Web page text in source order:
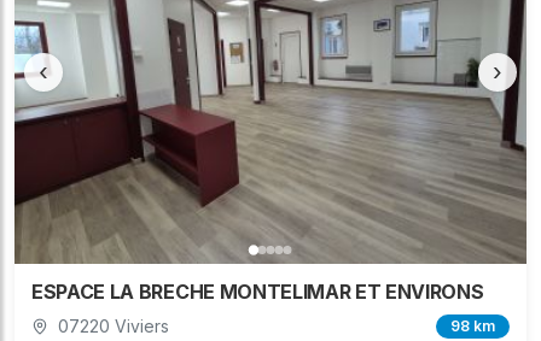
‹ ›
ESPACE LA BRECHE MONTELIMAR ET ENVIRONS
07220 Viviers 98 km